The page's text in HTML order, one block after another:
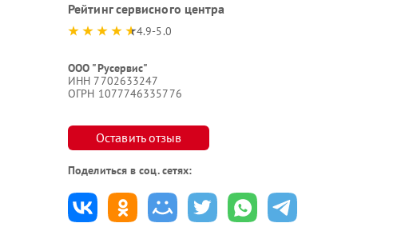
Рейтинг сервисного центра
4.9-5.0
ООО "Русервис"
ИНН 7702633247
ОГРН 1077746335776
Оставить отзыв
Поделиться в соц. сетях: